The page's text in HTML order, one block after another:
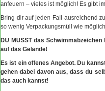
anfeuern – vieles ist möglich! Es gibt
Bring dir auf jeden Fall ausreichend
so wenig Verpackungsmüll wie
DU MUSST das
auf das Gelände!
Es ist ein offenes Angebot. Du
gehen dabei davon aus, dass du
das auch kannst!